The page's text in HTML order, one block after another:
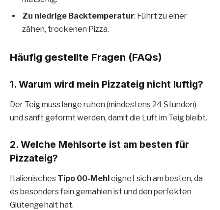
Zu niedrige Backtemperatur: Führt zu einer
zähen, trockenen Pizza.
Häufig gestellte Fragen (FAQs)
1. Warum wird mein Pizzateig nicht luftig?
Der Teig muss lange ruhen (mindestens 24 Stunden)
und sanft geformt werden, damit die Luft im Teig bleibt.
2. Welche Mehlsorte ist am besten für
Pizzateig?
Italienisches Tipo 00-Mehleignet sich am besten, da
es besonders fein gemahlen ist und den perfekten
Glutengehalt hat.